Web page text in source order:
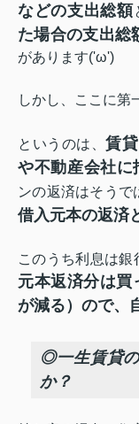
などの支出総額
た場合の支出総
があります('ω')
しかし、ここに第
というのは、賃
や不動産会社に
ンの返済はそうで
借入元本の返済
このうち利息は銀
元本返済分は買
が減る）ので、
◎一生賃貸
か？